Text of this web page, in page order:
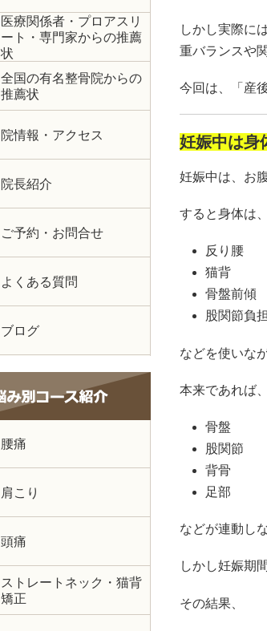
医療関係者・プロアスリ
ート・専門家からの推薦
状
全国の有名整骨院からの
推薦状
院情報・アクセス
院長紹介
ご予約・お問合せ
よくある質問
ブログ
腰痛
肩こり
頭痛
ストレートネック・猫背
矯正
しかし実際に
重バランスや
今回は、「産
妊娠中は身
妊娠中は、お
すると身体は、
反り腰
猫背
骨盤前傾
股関節負担
などを使いな
本来であれば、
骨盤
股関節
背骨
足部
などが連動し
しかし妊娠期
その結果、